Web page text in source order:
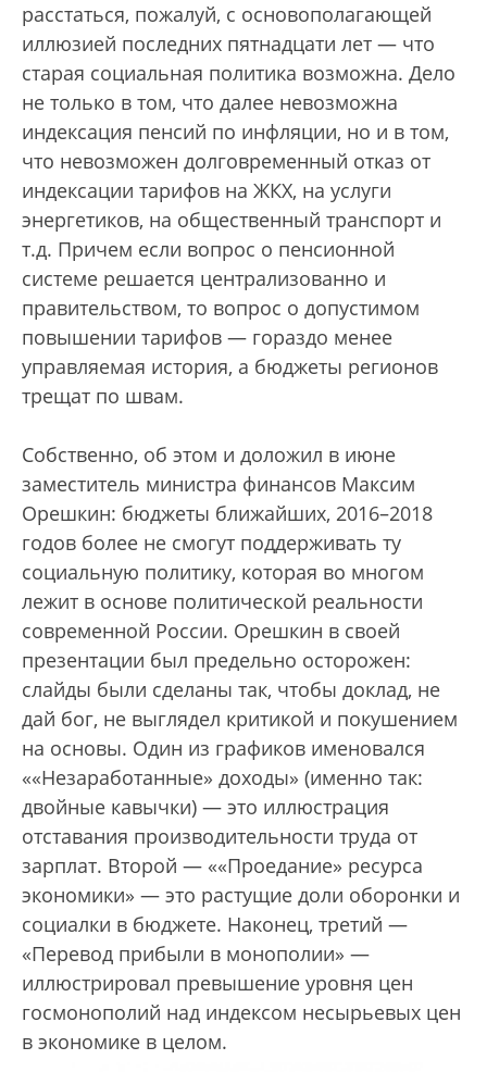
расстаться, пожалуй, с основополагающей
иллюзией последних пятнадцати лет — что
старая социальная политика возможна. Дело
не только в том, что далее невозможна
индексация пенсий по инфляции, но и в том,
что невозможен долговременный отказ от
индексации тарифов на ЖКХ, на услуги
энергетиков, на общественный транспорт и
т.д. Причем если вопрос о пенсионной
системе решается централизованно и
правительством, то вопрос о допустимом
повышении тарифов — гораздо менее
управляемая история, а бюджеты регионов
трещат по швам.
Собственно, об этом и доложил в июне
заместитель министра финансов Максим
Орешкин: бюджеты ближайших, 2016–2018
годов более не смогут поддерживать ту
социальную политику, которая во многом
лежит в основе политической реальности
современной России. Орешкин в своей
презентации был предельно осторожен:
слайды были сделаны так, чтобы доклад, не
дай бог, не выглядел критикой и покушением
на основы. Один из графиков именовался
««Незаработанные» доходы» (именно так:
двойные кавычки) — это иллюстрация
отставания производительности труда от
зарплат. Второй — ««Проедание» ресурса
экономики» — это растущие доли оборонки и
социалки в бюджете. Наконец, третий —
«Перевод прибыли в монополии» —
иллюстрировал превышение уровня цен
госмонополий над индексом несырьевых цен
в экономике в целом.